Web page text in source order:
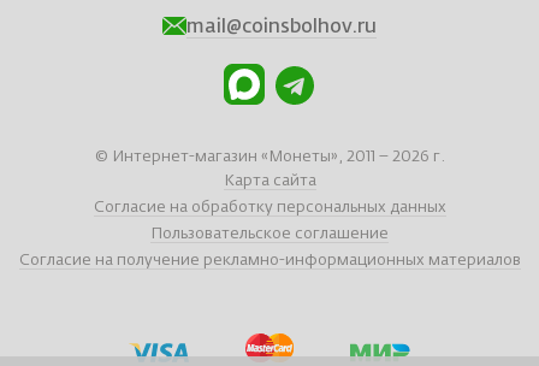
mail@coinsbolhov.ru
© Интернет-магазин «Монеты», 2011 – 2026 г.
Карта сайта
Согласие на обработку персональных данных
Пользовательское соглашение
Согласие на получение рекламно-информационных материалов